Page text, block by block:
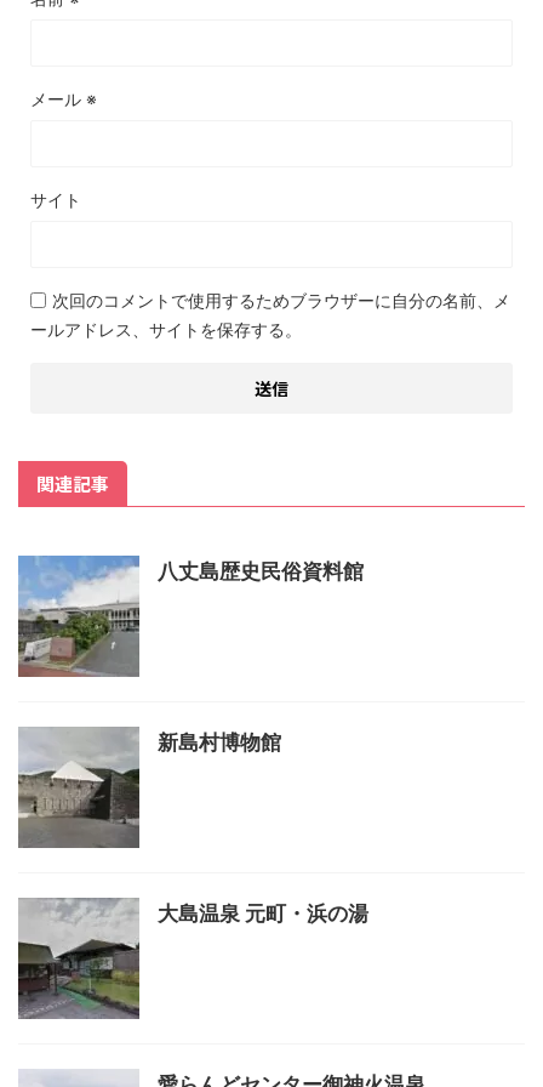
メール ※
サイト
次回のコメントで使用するためブラウザーに自分の名前、メ
ールアドレス、サイトを保存する。
関連記事
八丈島歴史民俗資料館
新島村博物館
大島温泉 元町・浜の湯